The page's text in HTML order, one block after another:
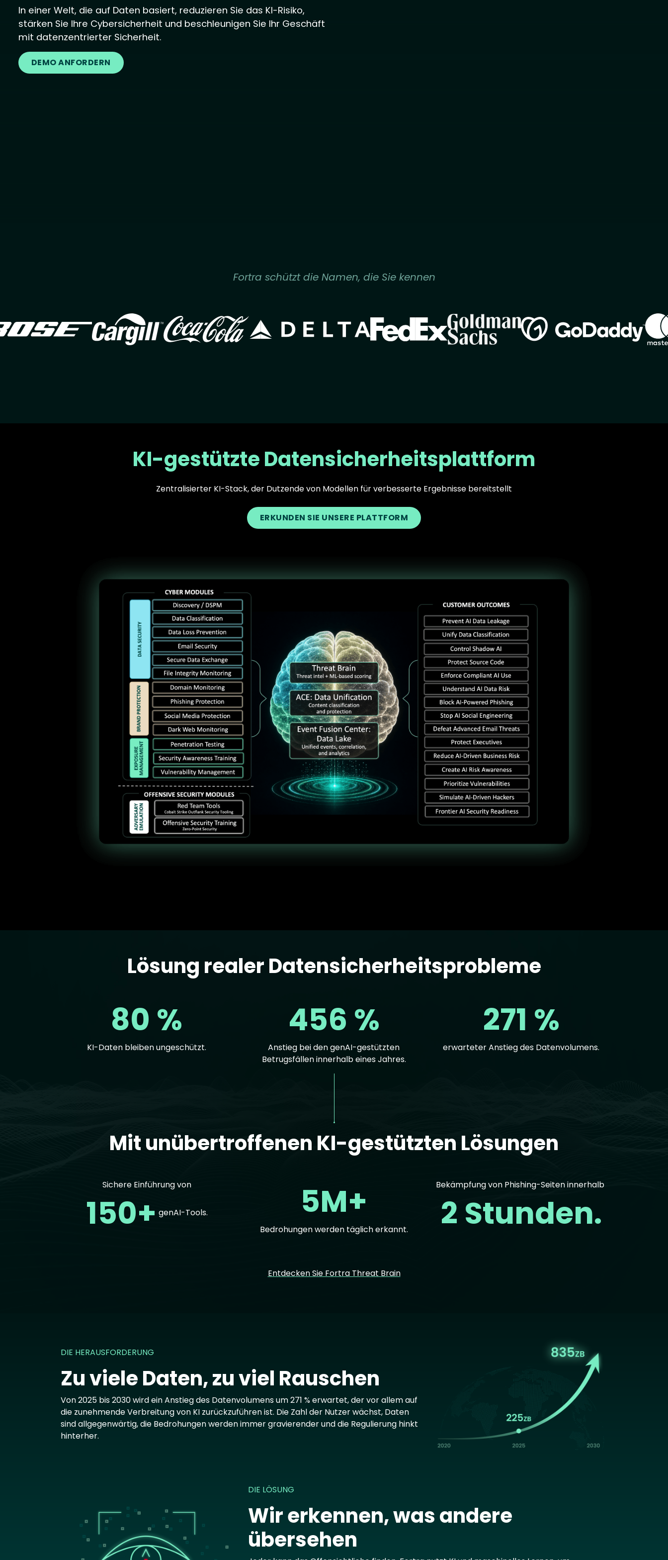
In einer Welt, die auf Daten basiert, reduzieren Sie das KI-Risiko,
stärken Sie Ihre Cybersicherheit und beschleunigen Sie Ihr Geschäft
mit datenzentrierter Sicherheit.
DEMO ANFORDERN
Fortra schützt die Namen, die Sie kennen
Image Image Image Image Image Image Image
KI-gestützte Datensicherheitsplattform
Zentralisierter KI-Stack, der Dutzende von Modellen für verbesserte Ergebnisse bereitstellt
ERKUNDEN SIE UNSERE PLATTFORM
Lösung realer Datensicherheitsprobleme
80 %
KI-Daten bleiben ungeschützt.
456 %
Anstieg bei den genAI-gestützten
Betrugsfällen innerhalb eines Jahres.
271 %
erwarteter Anstieg des Datenvolumens.
Mit unübertroffenen KI-gestützten Lösungen
Sichere Einführung von
150+ genAI-Tools. 5M+
Bedrohungen werden täglich erkannt.
Bekämpfung von Phishing-Seiten innerhalb
2 Stunden.
Entdecken Sie Fortra Threat Brain
DIE HERAUSFORDERUNG
Zu viele Daten, zu viel Rauschen
Von 2025 bis 2030 wird ein Anstieg des Datenvolumens um 271 % erwartet, der vor allem auf
die zunehmende Verbreitung von KI zurückzuführen ist. Die Zahl der Nutzer wächst, Daten
sind allgegenwärtig, die Bedrohungen werden immer gravierender und die Regulierung hinkt
hinterher.
DIE LÖSUNG
Wir erkennen, was andere
übersehen